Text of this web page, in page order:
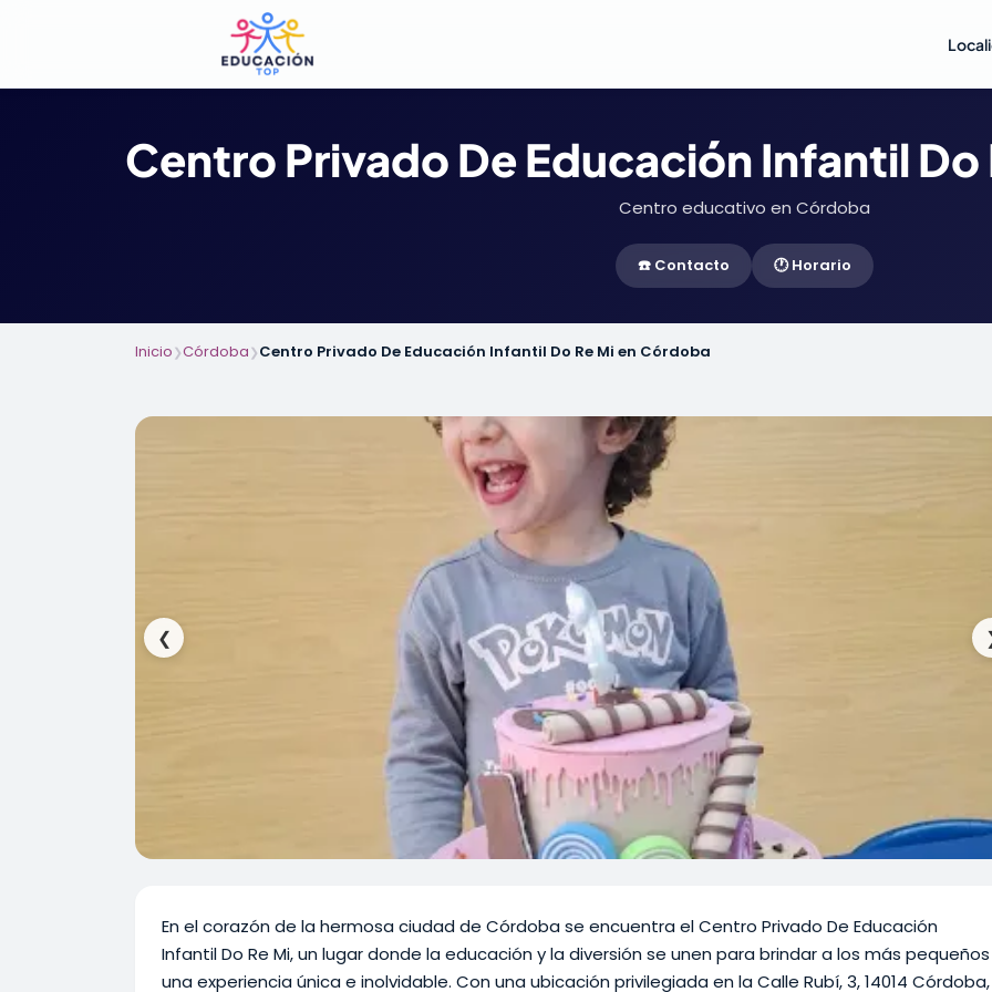
Centro Privado De Educación Infantil Do
Centro educativo en Córdoba
☎️ Contacto 🕐 Horario
Inicio❯Córdoba❯Centro Privado De Educación Infantil Do Re Mi en Córdoba
❮
En el corazón de la hermosa ciudad de Córdoba se encuentra el Centro Privado De Educación
Infantil Do Re Mi, un lugar donde la educación y la diversión se unen para brindar a los más pequeños
una experiencia única e inolvidable. Con una ubicación privilegiada en la Calle Rubí, 3, 14014 Córdoba,